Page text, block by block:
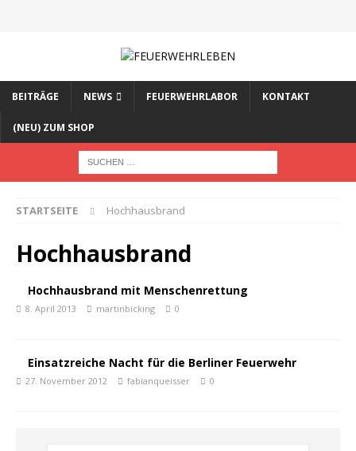
BEITRÄGE NEWS FEUERWEHRLABOR KONTAKT
(NEU) ZUM SHOP
STARTSEITE Hochhausbrand
Hochhausbrand
Hochhausbrand mit Menschenrettung
8. April 2013 martinbicking 0
Einsatzreiche Nacht für die Berliner Feuerwehr
27. November 2012 fabianqueisser 0